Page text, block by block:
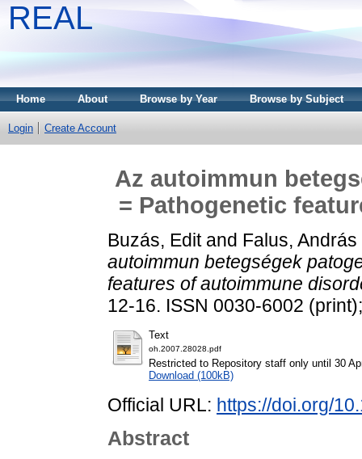
REAL
Home About Browse by Year Browse by Subject
Login Create Account
Az autoimmun
= Pathogenetic
Buzás, Editand Falus, András
autoimmun betegségek
features of autoimmune
12-16. ISSN 0030-6002
Text
oh.2007.28028.pdf
Restricted to Repository staff only until 30
Download (100kB)
Official URL: https://doi.org/
Abstract